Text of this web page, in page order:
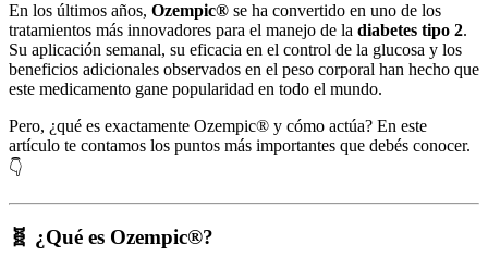
En los últimos años, Ozempic® se ha convertido en uno de los
tratamientos más innovadores para el manejo de la diabetes tipo 2.
Su aplicación semanal, su eficacia en el control de la glucosa y los
beneficios adicionales observados en el peso corporal han hecho que
este medicamento gane popularidad en todo el mundo.
Pero, ¿qué es exactamente Ozempic® y cómo actúa? En este
artículo te contamos los puntos más importantes que debés conocer.
👇
🧬 ¿Qué es Ozempic®?